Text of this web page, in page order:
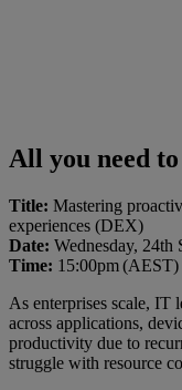
All you need
Title: Mastering
experiences (DEX)
Date: Wednesday, 24th
Time: 15:00pm
As enterprises scale, IT
across applications,
productivity due to
struggle with resource